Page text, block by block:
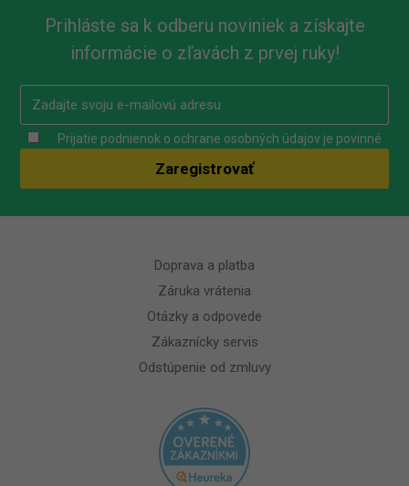
Prihláste sa k odberu noviniek a získajte
informácie o zľavách z prvej ruky!
Prijatie podnienok o ochrane osobných údajov je povinné
Doprava a platba
Záruka vrátenia
Otázky a odpovede
Zákaznícky servis
Odstúpenie od zmluvy